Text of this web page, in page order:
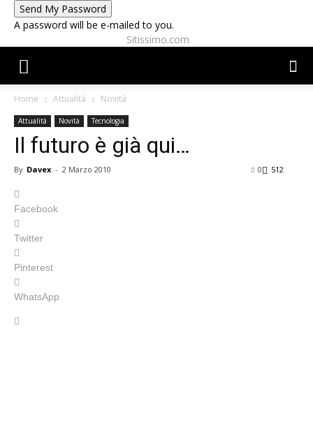
A password will be e-mailed to you.
Sitissimo.com
Home Attualità Novità
Attualità Novità Tecnologia
Il futuro è già qui…
By Davex - 2 Marzo 2010 512
0
Facebook
Twitter
Pinterest
WhatsApp